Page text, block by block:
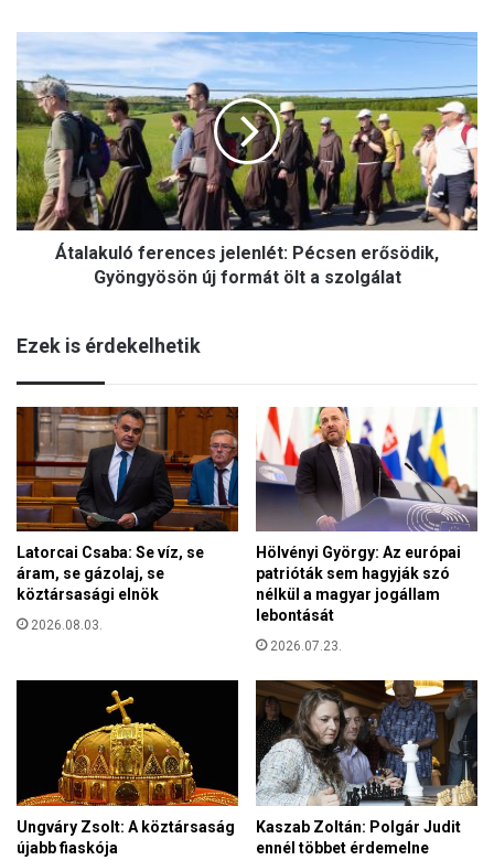
m
t
o
r
o
s
o
k
l
á
ü
n
n
p
e
p
l
ö
r
a
a
k
u
l
ó
n
s
e
l
e
n
é
t
:
r
ő
s
Átalakuló ferences jelenlét: Pécsen erősödik,
Gyöngyösön új formát ölt a szolgálat
Ezek is érdekelhetik
Latorcai Csaba: Se víz, se
áram, se gázolaj, se
köztársasági elnök
2026.08.03.
Hölvényi György: Az európai
patrióták sem hagyják szó
nélkül a magyar jogállam
lebontását
2026.07.23.
Ungváry Zsolt: A köztársaság
újabb fiaskója
Kaszab Zoltán: Polgár Judit
ennél többet érdemelne